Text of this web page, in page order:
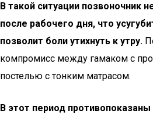
В такой ситуации позвоночник
после рабочего дня, что
позволит боли утихнуть к утру.
компромисс между гамаком с
постелью с тонким матрасом.
В этот период